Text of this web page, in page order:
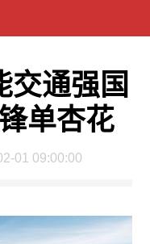
交通强国
单杏花
01 09:00:00